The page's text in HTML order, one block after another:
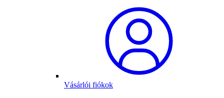
Vásárlói fiókok